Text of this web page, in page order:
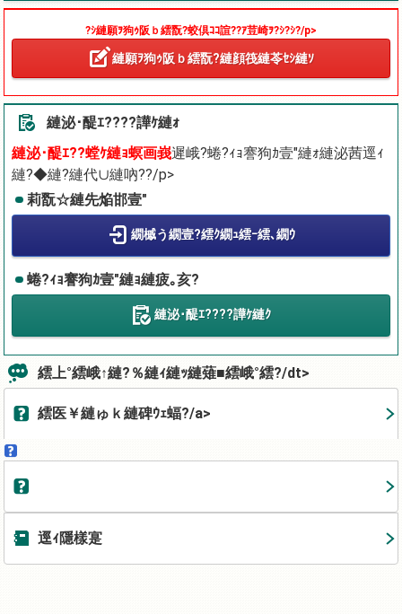
?ｼ縺願ｦ狗ｩ阪ｂ繧翫?蛟倶ｺｺ諠??ｱ荳崎ｦ?ｼ?ｼ?/p>
縺願ｦ狗ｩ阪ｂ繧翫?縺顔筏縺苓ｾｼ縺ｿ
縺泌･醍ｴ????譁ｹ縺ｫ
縺泌･醍ｴ??螳ｹ縺ｮ螟画峩遲峨?蜷?ｨｮ謇狗ｶ壹″縺ｫ縺泌茜逕ｨ
縺?◆縺?縺代∪縺吶??/p>
莉翫☆縺先焔邯壹″
繝槭う繝壹?繧ｸ繝ｭ繧ｰ繧､繝ｳ
蜷?ｨｮ謇狗ｶ壹″縺ｮ縺疲｡亥?
縺泌･醍ｴ????譁ｹ縺ｸ
繧上°繧峨↑縺?％縺ｨ縺ｯ縺薙■繧峨°繧?/dt>
繧医￥縺ゅｋ縺碑ｳｪ蝠?/a>
逕ｨ隱樣寔